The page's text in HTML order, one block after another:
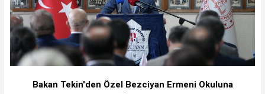
Bakan Tekin'den Özel Bezciyan Ermeni Okuluna